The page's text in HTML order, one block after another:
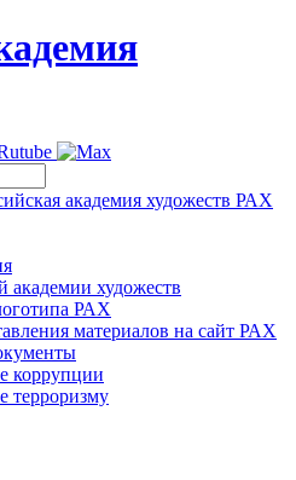
академия художеств РАХ
академии художеств
РАХ
материалов на сайт РАХ
коррупции
терроризму